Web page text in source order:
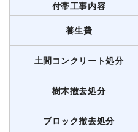
付帯工事内容
養生費
土間コンクリート処分
樹木撤去処分
ブロック撤去処分